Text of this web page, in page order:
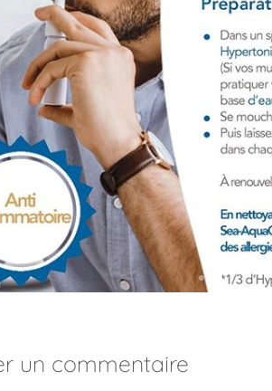
un commentaire